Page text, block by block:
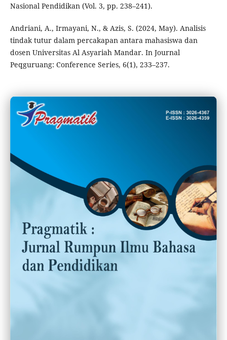
Nasional Pendidikan (Vol. 3, pp. 238–241).
Andriani, A., Irmayani, N., & Azis, S. (2024, May). Analisis
tindak tutur dalam percakapan antara mahasiswa dan
dosen Universitas Al Asyariah Mandar. In Journal
Peqguruang: Conference Series, 6(1), 233–237.